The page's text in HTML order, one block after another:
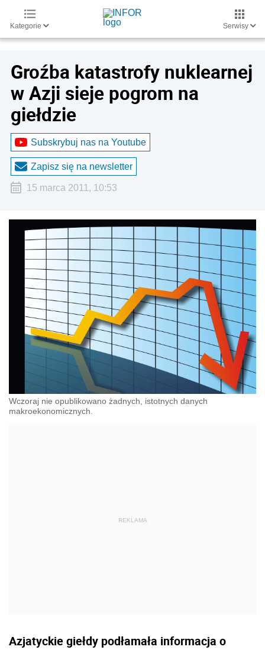
Kategorie Serwisy
Groźba katastrofy nuklearnej
w Azji sieje pogrom na
giełdzie
Subskrybuj nas na Youtube
Zapisz się na newsletter
15 marca 2011, 10:53
Wczoraj nie opublikowano żadnych, istotnych danych
makroekonomicznych.
Azjatyckie giełdy podłamała informacja o